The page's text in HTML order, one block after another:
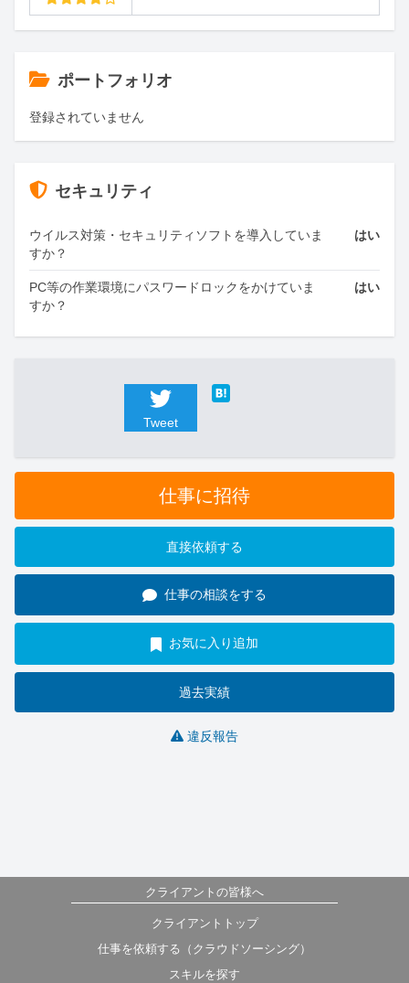
ポートフォリオ
登録されていません
セキュリティ
ウイルス対策・セキュリティソフトを導入していま
すか？
はい
PC等の作業環境にパスワードロックをかけていま
すか？
はい
Tweet
仕事に招待
直接依頼する
仕事の相談をする
お気に入り追加
過去実績
違反報告
クライアントの皆様へ
クライアントトップ
仕事を依頼する（クラウドソーシング）
スキルを探す